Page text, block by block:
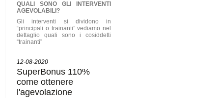
QUALI SONO GLI
INTERVENTI
AGEVOLABILI?
Gli interventi si dividono in
“principali o trainanti” vediamo nel
dettaglio quali sono i cosiddetti
“trainanti”
12-08-2020
SuperBonus 110%
come ottenere
l'agevolazione